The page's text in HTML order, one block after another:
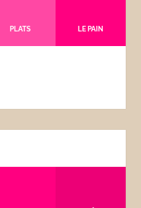
PLATS LE PAIN